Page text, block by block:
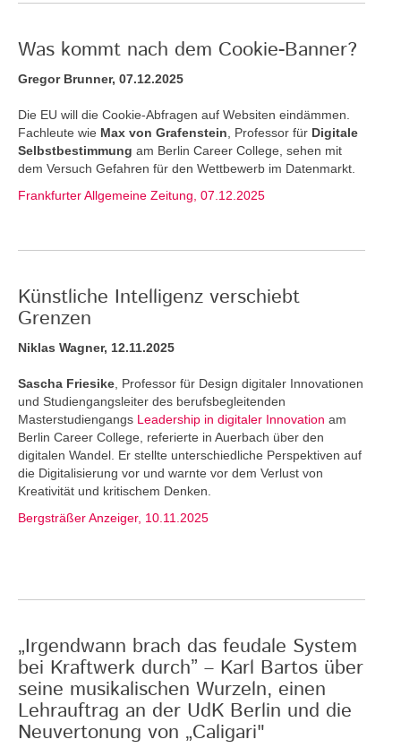
Was kommt nach dem Cookie-Banner?
Gregor Brunner, 07.12.2025
Die EU will die Cookie-Abfragen auf Websiten eindämmen.
Fachleute wie Max von Grafenstein , Professor für Digitale
Selbstbestimmung am Berlin Career College, sehen mit
dem Versuch Gefahren für den Wettbewerb im Datenmarkt.
Frankfurter Allgemeine Zeitung, 07.12.2025
Künstliche Intelligenz verschiebt
Grenzen
Niklas Wagner, 12.11.2025
Sascha Friesike , Professor für Design digitaler Innovationen
und Studiengangsleiter des berufsbegleitenden
Masterstudiengangs Leadership in digitaler Innovation am
Berlin Career College, referierte in Auerbach über den
digitalen Wandel. Er stellte unterschiedliche Perspektiven auf
die Digitalisierung vor und warnte vor dem Verlust von
Kreativität und kritischem Denken.
Bergsträßer Anzeiger, 10.11.2025
„Irgendwann brach das feudale System
bei Kraftwerk durch” – Karl Bartos über
seine musikalischen Wurzeln, einen
Lehrauftrag an der UdK Berlin und die
Neuvertonung von „Caligari"